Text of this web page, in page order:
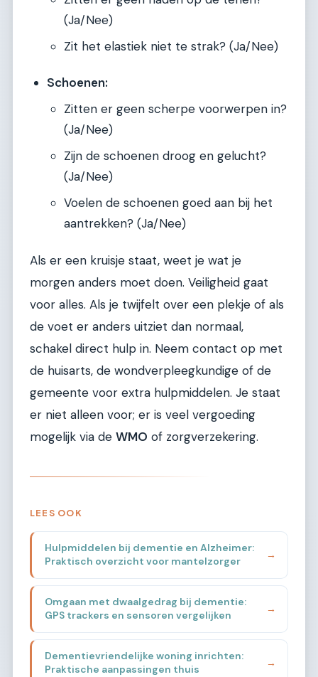
(Ja/Nee)
Zit het elastiek niet te strak? (Ja/Nee)
Schoenen:
Zitten er geen scherpe voorwerpen in?
(Ja/Nee)
Zijn de schoenen droog en gelucht?
(Ja/Nee)
Voelen de schoenen goed aan bij het
aantrekken? (Ja/Nee)
Als er een kruisje staat, weet je wat je
morgen anders moet doen. Veiligheid gaat
voor alles. Als je twijfelt over een plekje of als
de voet er anders uitziet dan normaal,
schakel direct hulp in. Neem contact op met
de huisarts, de wondverpleegkundige of de
gemeente voor extra hulpmiddelen. Je staat
er niet alleen voor; er is veel vergoeding
mogelijk via de WMO of zorgverzekering.
LEES OOK
Hulpmiddelen bij dementie en Alzheimer:
Praktisch overzicht voor mantelzorger
→
Omgaan met dwaalgedrag bij dementie:
GPS trackers en sensoren vergelijken
→
Dementievriendelijke woning inrichten:
Praktische aanpassingen thuis
→